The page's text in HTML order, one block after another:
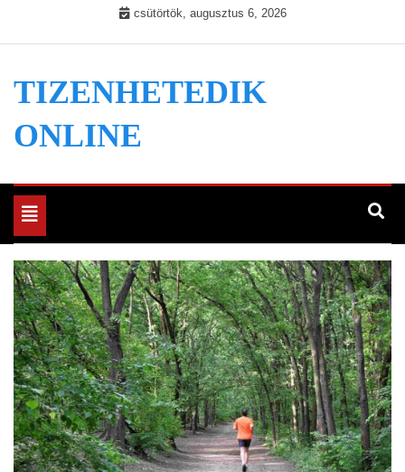
csütörtök, augusztus 6, 2026
TIZENHETEDIK
ONLINE
Toggle
navigation